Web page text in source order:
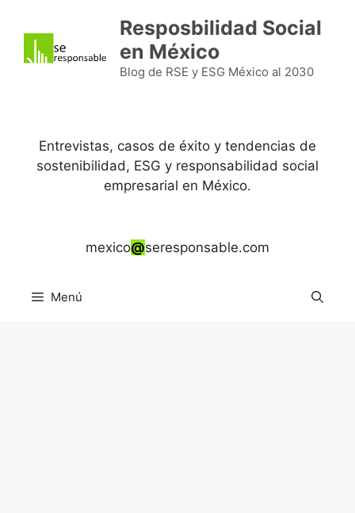
contenido
Resposbilidad Social
en México
Blog de RSE y ESG México al 2030
Entrevistas, casos de éxito y tendencias de
sostenibilidad, ESG y responsabilidad social
empresarial en México.
mexico@seresponsable.com
Menú